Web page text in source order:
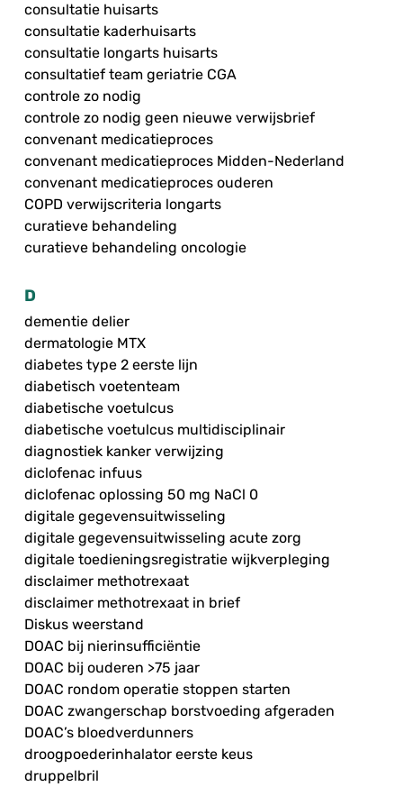
consultatie huisarts
consultatie kaderhuisarts
consultatie longarts huisarts
consultatief team geriatrie CGA
controle zo nodig
controle zo nodig geen nieuwe verwijsbrief
convenant medicatieproces
convenant medicatieproces Midden-Nederland
convenant medicatieproces ouderen
COPD verwijscriteria longarts
curatieve behandeling
curatieve behandeling oncologie
D
dementie delier
dermatologie MTX
diabetes type 2 eerste lijn
diabetisch voetenteam
diabetische voetulcus
diabetische voetulcus multidisciplinair
diagnostiek kanker verwijzing
diclofenac infuus
diclofenac oplossing 50 mg NaCl 0
digitale gegevensuitwisseling
digitale gegevensuitwisseling acute zorg
digitale toedieningsregistratie wijkverpleging
disclaimer methotrexaat
disclaimer methotrexaat in brief
Diskus weerstand
DOAC bij nierinsufficiëntie
DOAC bij ouderen >75 jaar
DOAC rondom operatie stoppen starten
DOAC zwangerschap borstvoeding afgeraden
DOAC’s bloedverdunners
droogpoederinhalator eerste keus
druppelbril